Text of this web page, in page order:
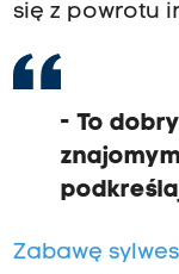
się z powrotu
- To
Zabawę